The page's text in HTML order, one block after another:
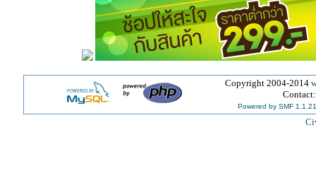
Copyright 2004-2014
Powered by SMF 1.1.21